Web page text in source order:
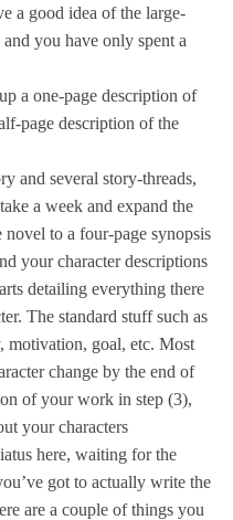
a good idea of the large-
you have only spent a
a one-page description of
page description of the
and several story-threads,
a week and expand the
to a four-page synopsis
your character descriptions
detailing everything there
The standard stuff such as
motivation, goal, etc. Most
change by the end of
of your work in step (3),
your characters
here, waiting for the
got to actually write the
are a couple of things you